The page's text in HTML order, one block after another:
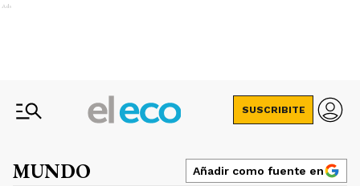
Ads
SUSCRIBITE
MUNDO Añadir como fuente en